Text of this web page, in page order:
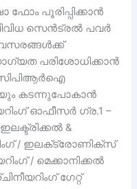
ഫോം പൂരിപ്പിക്കാൻ
സെൻട്രൽ പവർ
അവസരങ്ങൾക്ക്
പരിശോധിക്കാൻ
സി‌പി‌ആർ‌ഐ
കടന്നുപോകാൻ
ഓഫീസർ ഗ്ര.1 –
&
/ ഇലക്‌ട്രോണിക്‌സ്
/ മെക്കാനിക്കൽ
ഗേറ്റ്